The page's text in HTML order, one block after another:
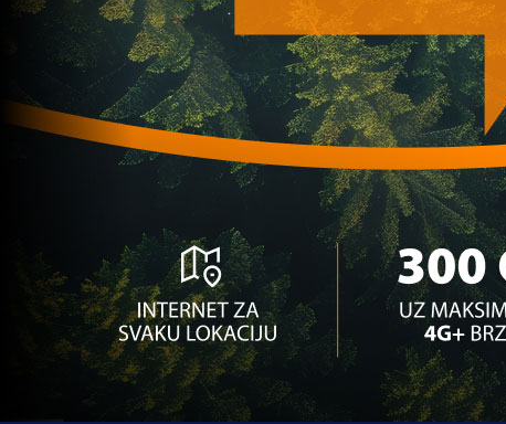
4 sedmica 16 h
A Selekcija
Sve je gotovo: Edin Džeko
donio odluku, evo gdje
nastavlja karijeru!
A Selekcija
Ovo niko nije očekivao:
Nikola Vasilj iznenadio
izborom novog kluba!
3 sedmica 4 dan
A Selekcija